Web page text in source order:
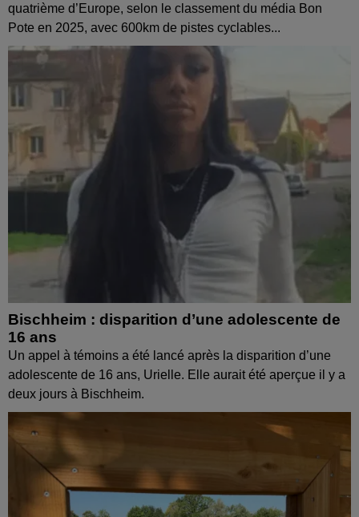
quatrième d’Europe, selon le classement du média Bon
Pote en 2025, avec 600km de pistes cyclables...
Bischheim : disparition d’une adolescente de
16 ans
Un appel à témoins a été lancé après la disparition d’une
adolescente de 16 ans, Urielle. Elle aurait été aperçue il y a
deux jours à Bischheim.